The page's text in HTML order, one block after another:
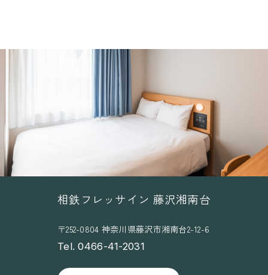
相鉄フレッサイン 藤沢湘南台
〒252-0804 神奈川県藤沢市湘南台2-12-6
Tel. 0466-41-2031